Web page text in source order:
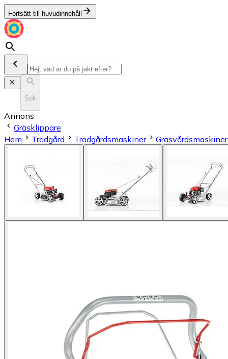
Fortsätt till huvudinnehåll
Sök
Annons
Gräsklippare
Hem
Trädgård Trädgårdsmaskiner Gräsvårdsmaskiner